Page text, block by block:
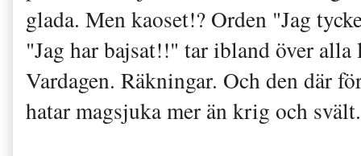
glada. Men kaoset!? Orden "Jag
"Jag har bajsat!!" tar ibland över
Vardagen. Räkningar. Och den där
hatar magsjuka mer än krig och svält.